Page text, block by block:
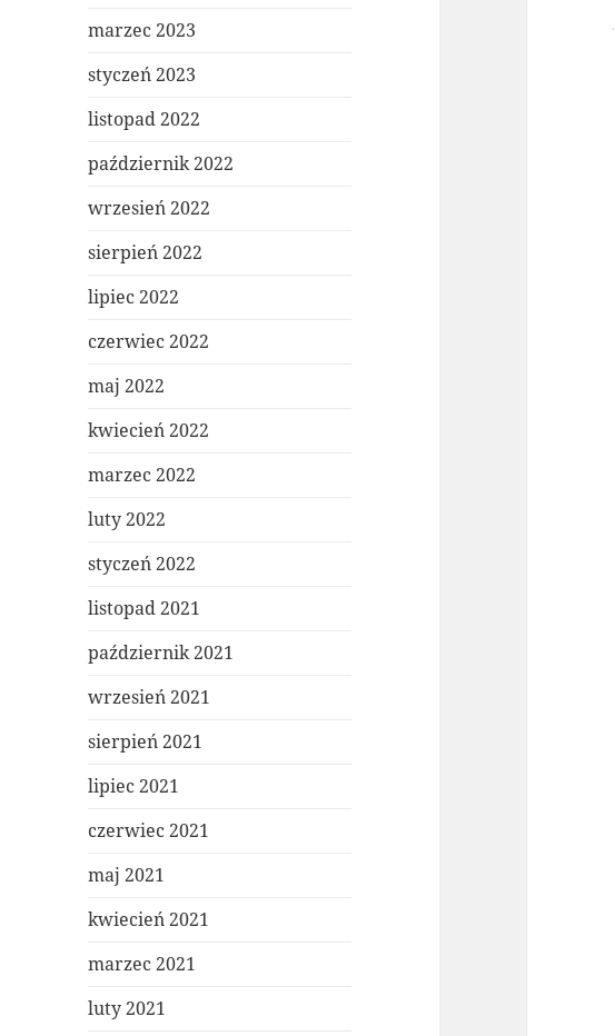
marzec 2023
styczeń 2023
listopad 2022
październik 2022
wrzesień 2022
sierpień 2022
lipiec 2022
czerwiec 2022
maj 2022
kwiecień 2022
marzec 2022
luty 2022
styczeń 2022
listopad 2021
październik 2021
wrzesień 2021
sierpień 2021
lipiec 2021
czerwiec 2021
maj 2021
kwiecień 2021
marzec 2021
luty 2021